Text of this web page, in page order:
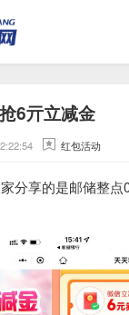
6亓立减金
红包活动
分享的是邮储整点